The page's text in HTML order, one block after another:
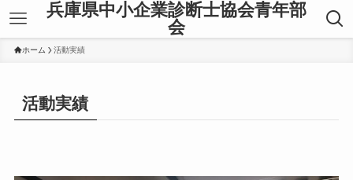
兵庫県中小企業診断士協会青年部
会
ホーム 活動実績
活動実績